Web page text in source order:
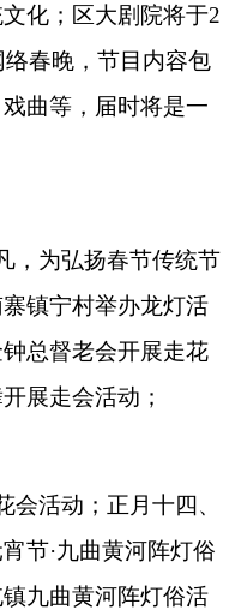
化；区大剧院将于2
络春晚，节目内容包
曲等，届时将是一
，为弘扬春节传统节
镇宁村举办龙灯活
总督老会开展走花
展走会活动；
活动；正月十四、
节·九曲黄河阵灯俗
九曲黄河阵灯俗活